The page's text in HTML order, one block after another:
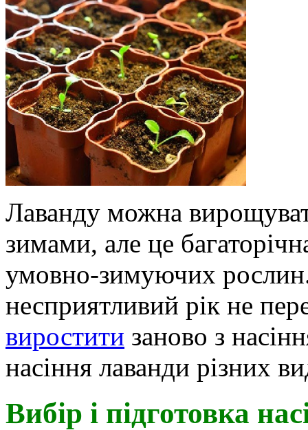
Лаванду можна
зимами, але це
умовно-зимуючих
несприятливий рік не
виростити заново з
насіння лаванди різних
Вибір і підготовка